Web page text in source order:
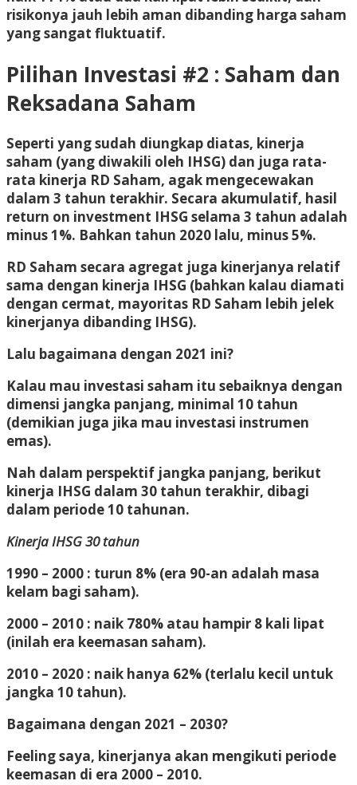
risikonya jauh lebih aman dibanding harga saham
yang sangat fluktuatif.
Pilihan Investasi #2 : Saham dan
Reksadana Saham
Seperti yang sudah diungkap diatas, kinerja
saham (yang diwakili oleh IHSG) dan juga rata-
rata kinerja RD Saham, agak mengecewakan
dalam 3 tahun terakhir. Secara akumulatif, hasil
return on investment IHSG selama 3 tahun adalah
minus 1%. Bahkan tahun 2020 lalu, minus 5%.
RD Saham secara agregat juga kinerjanya relatif
sama dengan kinerja IHSG (bahkan kalau diamati
dengan cermat, mayoritas RD Saham lebih jelek
kinerjanya dibanding IHSG).
Lalu bagaimana dengan 2021 ini?
Kalau mau investasi saham itu sebaiknya dengan
dimensi jangka panjang, minimal 10 tahun
(demikian juga jika mau investasi instrumen
emas).
Nah dalam perspektif jangka panjang, berikut
kinerja IHSG dalam 30 tahun terakhir, dibagi
dalam periode 10 tahunan.
Kinerja IHSG 30 tahun
1990 – 2000 : turun 8% (era 90-an adalah masa
kelam bagi saham).
2000 – 2010 : naik 780% atau hampir 8 kali lipat
(inilah era keemasan saham).
2010 – 2020 : naik hanya 62% (terlalu kecil untuk
jangka 10 tahun).
Bagaimana dengan 2021 – 2030?
Feeling saya, kinerjanya akan mengikuti periode
keemasan di era 2000 – 2010.